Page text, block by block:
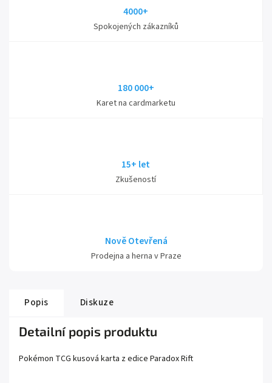
4000+
Spokojených zákazníků
180 000+
Karet na cardmarketu
15+ let
Zkušeností
Nově Otevřená
Prodejna a herna v Praze
Popis Diskuze
Detailní popis produktu
Pokémon TCG kusová karta z edice Paradox Rift